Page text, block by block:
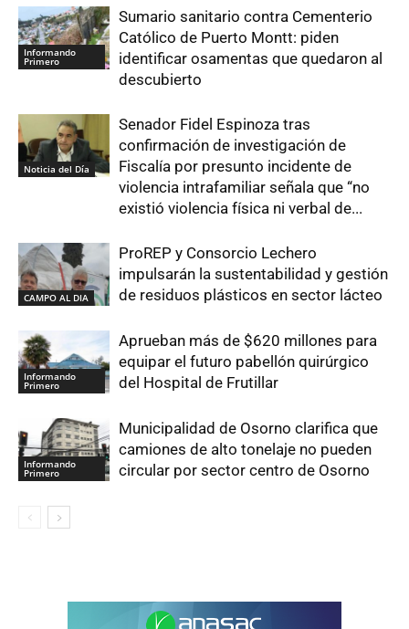
Informando
Primero
Sumario sanitario contra Cementerio
Católico de Puerto Montt: piden
identificar osamentas que quedaron al
descubierto
Noticia del Día
Senador Fidel Espinoza tras
confirmación de investigación de
Fiscalía por presunto incidente de
violencia intrafamiliar señala que “no
existió violencia física ni verbal de...
CAMPO AL DIA
ProREP y Consorcio Lechero
impulsarán la sustentabilidad y gestión
de residuos plásticos en sector lácteo
Informando
Primero
Aprueban más de $620 millones para
equipar el futuro pabellón quirúrgico
del Hospital de Frutillar
Informando
Primero
Municipalidad de Osorno clarifica que
camiones de alto tonelaje no pueden
circular por sector centro de Osorno